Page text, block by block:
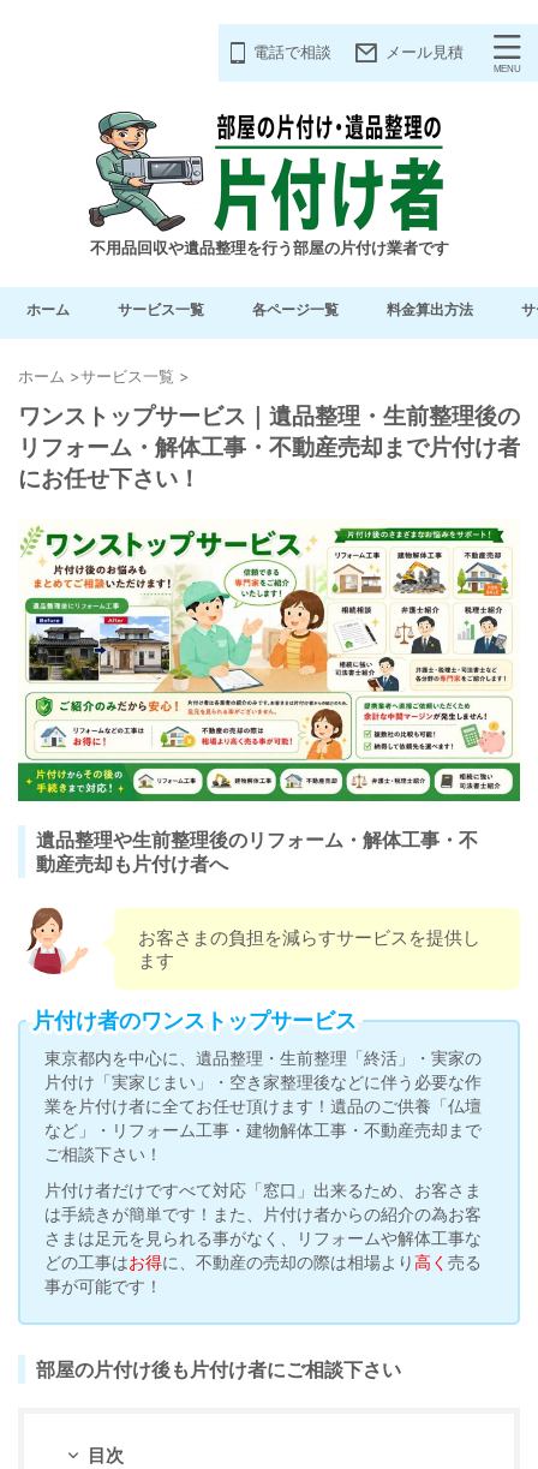
電話で相談 メール見積
不用品回収や遺品整理を行う部屋の片付け業者です
ホーム サービス一覧 各ページ一覧 料金算出方法
ホーム >サービス一覧 >
ワンストップサービス｜遺品整理・生前整理後の
リフォーム・解体工事・不動産売却まで片付け者
にお任せ下さい！
遺品整理や生前整理後のリフォーム・解体工事・不
動産売却も片付け者へ
お客さまの負担を減らすサービスを提供し
ます
片付け者のワンストップサービス
東京都内を中心に、遺品整理・生前整理「終活」・実家の
片付け「実家じまい」・空き家整理後などに伴う必要な作
業を片付け者に全てお任せ頂けます！遺品のご供養「仏壇
など」・リフォーム工事・建物解体工事・不動産売却まで
ご相談下さい！
片付け者だけですべて対応「窓口」出来るため、お客さま
は手続きが簡単です！また、片付け者からの紹介の為お客
さまは足元を見られる事がなく、リフォームや解体工事な
どの工事はお得に、不動産の売却の際は相場より高く 売る
事が可能です！
部屋の片付け後も片付け者にご相談下さい
目次